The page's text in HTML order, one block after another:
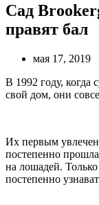
Сад
правят бал
мая 17, 2019
В 1992 году,
свой дом, они
Их первым
постепенно
на лошадей.
постепенно